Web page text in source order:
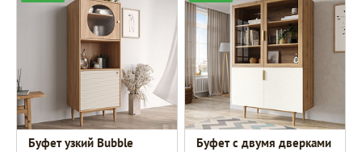
Буфет узкий Bubble
Буфет с двумя дверками